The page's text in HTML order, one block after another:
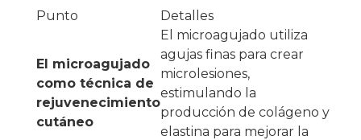
Punto Detalles
El microagujado
como técnica de
rejuvenecimiento
cutáneo
El microagujado utiliza
agujas finas para crear
microlesiones,
estimulando la
producción de colágeno y
elastina para mejorar la